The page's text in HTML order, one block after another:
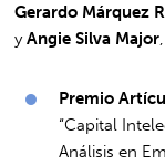
Gerardo Márquez
yAngie Silva Major
Premio
“Capital
Análisis en